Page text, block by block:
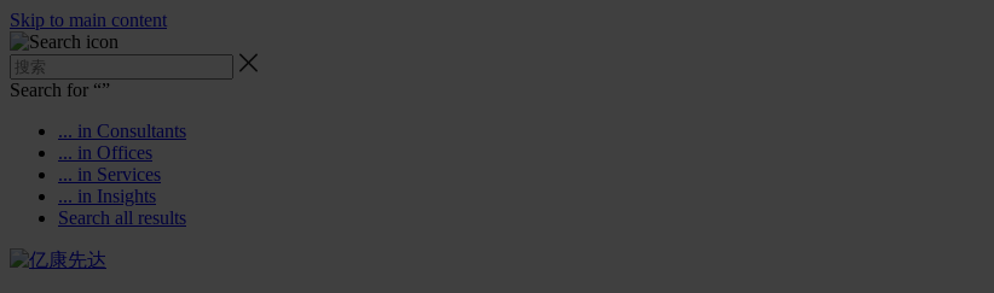
Skip to main content
Search for “”
... in Consultants
... in Offices
... in Services
... in Insights
Search all results